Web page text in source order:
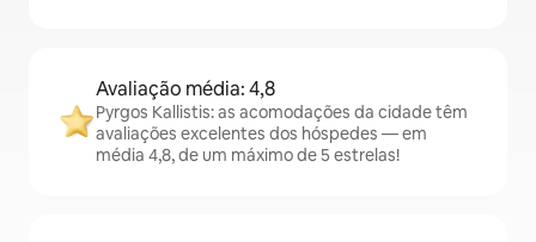
Avaliação média: 4,8
Pyrgos Kallistis: as acomodações da cidade têm
avaliações excelentes dos hóspedes — em
média 4,8, de um máximo de 5 estrelas!